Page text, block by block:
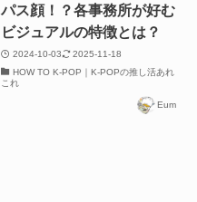
パス顔！？各事務所が好む
ビジュアルの特徴とは？
2024-10-03
2025-11-18
HOW TO K-POP｜K-POPの推し活あれ
これ
Eum